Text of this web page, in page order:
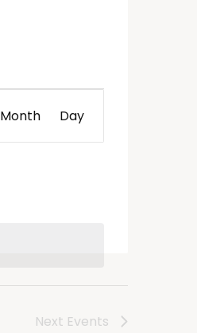
Views
Navigation
Month Day
Next Events